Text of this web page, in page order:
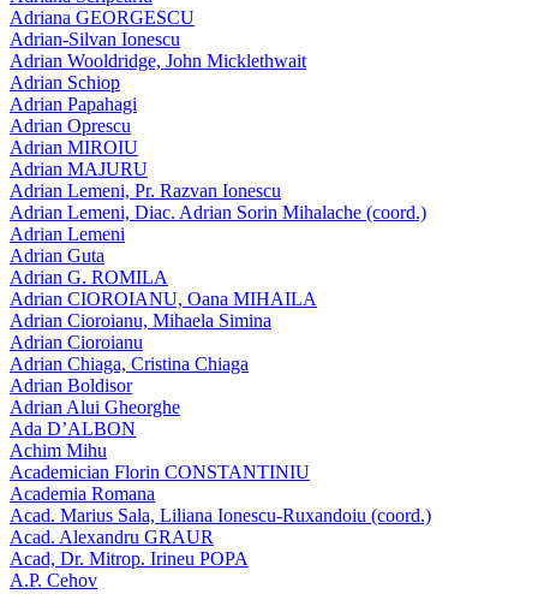
Adriana GEORGESCU
Adrian-Silvan Ionescu
Adrian Wooldridge, John Micklethwait
Adrian Schiop
Adrian Papahagi
Adrian Oprescu
Adrian MIROIU
Adrian MAJURU
Adrian Lemeni, Pr. Razvan Ionescu
Adrian Lemeni, Diac. Adrian Sorin Mihalache (coord.)
Adrian Lemeni
Adrian Guta
Adrian G. ROMILA
Adrian CIOROIANU, Oana MIHAILA
Adrian Cioroianu, Mihaela Simina
Adrian Cioroianu
Adrian Chiaga, Cristina Chiaga
Adrian Boldisor
Adrian Alui Gheorghe
Ada D’ALBON
Achim Mihu
Academician Florin CONSTANTINIU
Academia Romana
Acad. Marius Sala, Liliana Ionescu-Ruxandoiu (coord.)
Acad. Alexandru GRAUR
Acad, Dr. Mitrop. Irineu POPA
A.P. Cehov